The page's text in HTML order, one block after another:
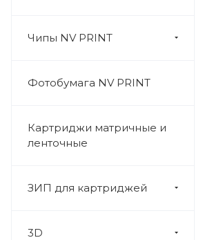
Чипы NV PRINT
Фотобумага NV PRINT
Картриджи матричные и
ленточные
ЗИП для картриджей
3D